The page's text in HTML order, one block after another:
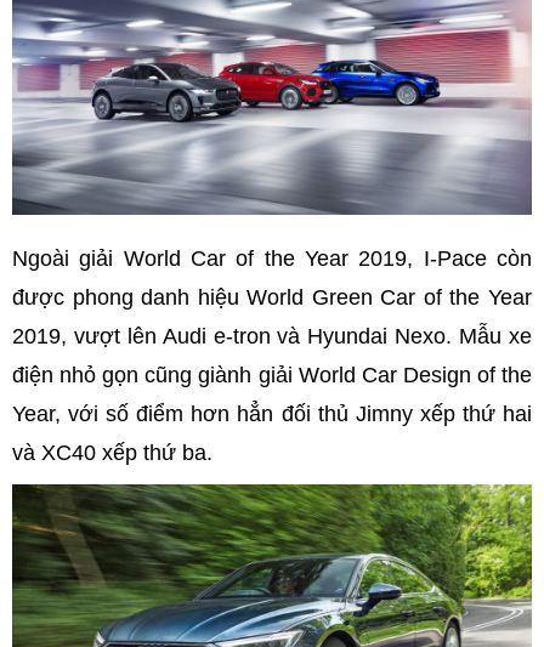
Ngoài giải World Car of the Year 2019, I-Pace còn
được phong danh hiệu World Green Car of the Year
2019, vượt lên Audi e-tron và Hyundai Nexo. Mẫu xe
điện nhỏ gọn cũng giành giải World Car Design of the
Year, với số điểm hơn hẳn đối thủ Jimny xếp thứ hai
và XC40 xếp thứ ba.